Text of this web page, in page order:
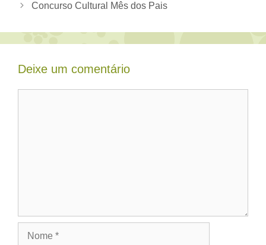
Concurso Cultural Mês dos Pais
Deixe um comentário